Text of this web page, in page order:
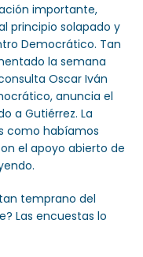
importante,
principio solapado y
Democrático. Tan
la semana
Oscar Iván
anuncia el
a Gutiérrez. La
como habíamos
el apoyo abierto de
temprano del
Las encuestas lo